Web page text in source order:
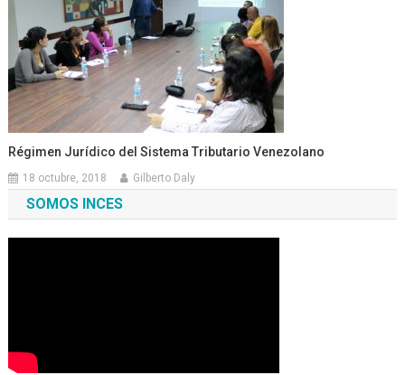
Régimen Jurídico del Sistema Tributario Venezolano
18 octubre, 2018 Gilberto Daly
SOMOS INCES